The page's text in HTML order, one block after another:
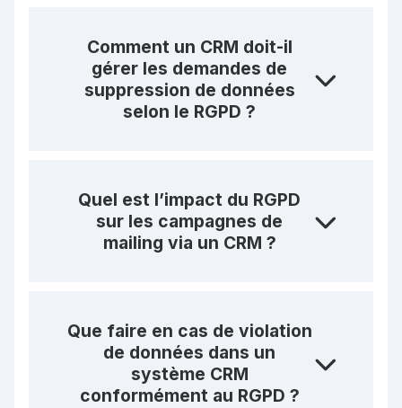
Comment un CRM doit-il
gérer les demandes de
suppression de données
selon le RGPD ?
Quel est l’impact du RGPD
sur les campagnes de
mailing via un CRM ?
Que faire en cas de violation
de données dans un
système CRM
conformément au RGPD ?